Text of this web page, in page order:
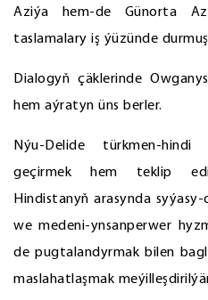
Aziýa hem-de Günorta
taslamalary iş ýüzünde
Dialogyň çäklerinde
hem aýratyn üns berler.
Nýu-Delide türkmen-hindi
geçirmek hem teklip
Hindistanyň arasynda
we medeni-ynsanperwer
de pugtalandyrmak bilen
maslahatlaşmak